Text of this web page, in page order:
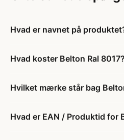
Hvad er navnet på
Hvad koster Belton Ral 8017?
Hvilket mærke står bag
Hvad er EAN / Produktid for